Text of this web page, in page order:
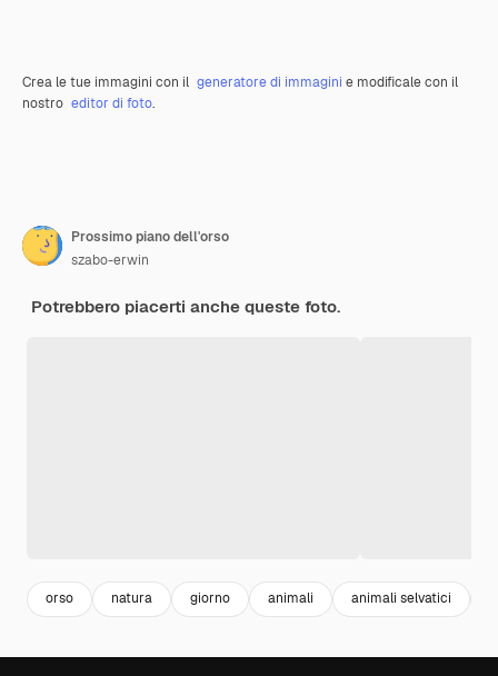
Crea le tue immagini con il generatore di immagini e modificale con il
nostro editor di foto.
Prossimo piano dell'orso
szabo-erwin
Potrebbero piacerti anche queste foto.
orso natura giorno animali animali selvatici